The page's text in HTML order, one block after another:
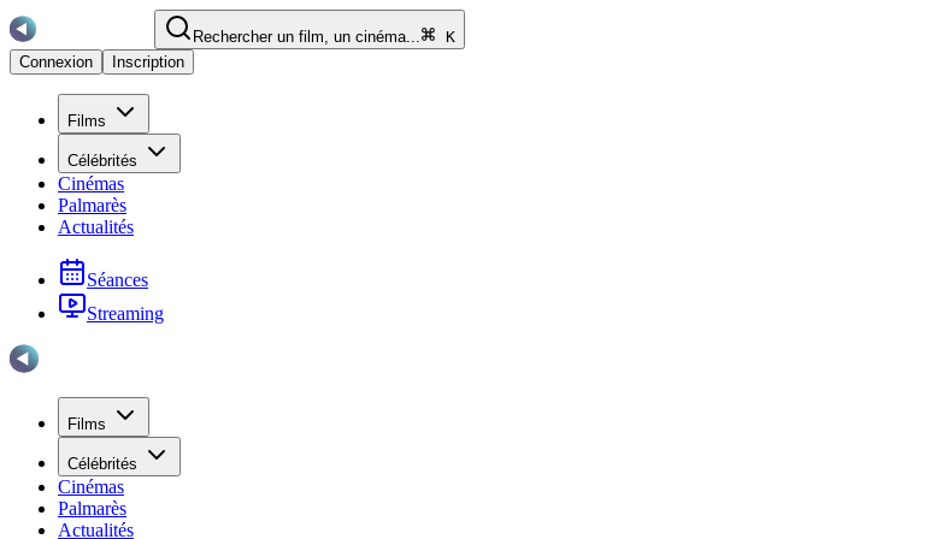
Rechercher un film, un cinéma...
K
Connexion
Inscription
Films
Célébrités
Cinémas
Palmarès
Actualités
Séances
Streaming
Films
Célébrités
Cinémas
Palmarès
Actualités